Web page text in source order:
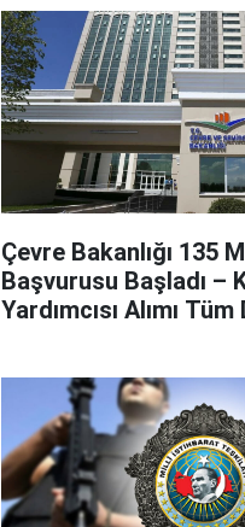
Çevre Bakanlığı 135
Başvurusu Başladı –
Yardımcısı Alımı